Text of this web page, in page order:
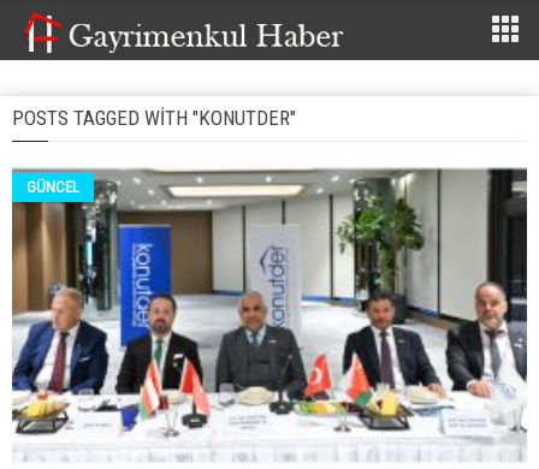
POSTS TAGGED WITH "KONUTDER"
GÜNCEL